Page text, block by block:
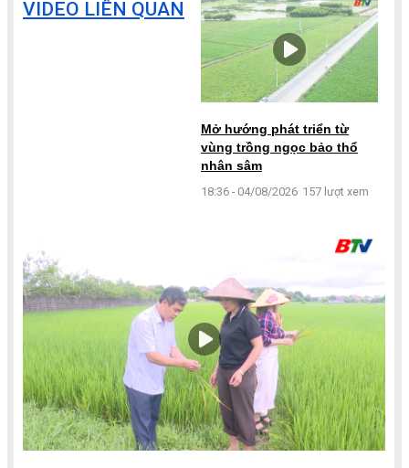
VIDEO LIÊN QUAN
Mở hướng phát triển từ
vùng trồng ngọc bảo thổ
nhân sâm
18:36 - 04/08/2026 157 lượt xem